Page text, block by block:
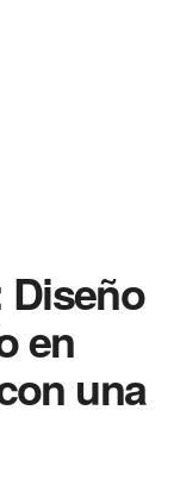
Diseño
en
una